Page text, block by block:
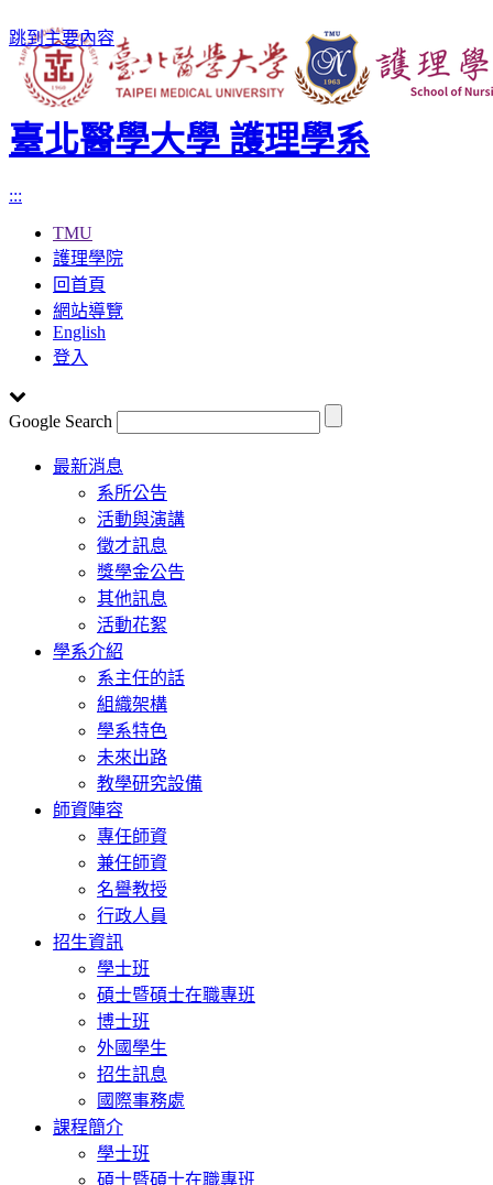
跳到主要內容
臺北醫學大學 護理學系
:::
TMU
護理學院
回首頁
網站導覽
English
登入
Google Search
Toggle
navigation
最新消息
系所公告
活動與演講
徵才訊息
獎學金公告
其他訊息
活動花絮
學系介紹
系主任的話
組織架構
學系特色
未來出路
教學研究設備
師資陣容
專任師資
兼任師資
名譽教授
行政人員
招生資訊
學士班
碩士暨碩士在職專班
博士班
外國學生
招生訊息
國際事務處
課程簡介
學士班
碩士暨碩士在職專班